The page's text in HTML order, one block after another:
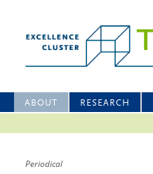
ABOUT RESEARCH
Periodical